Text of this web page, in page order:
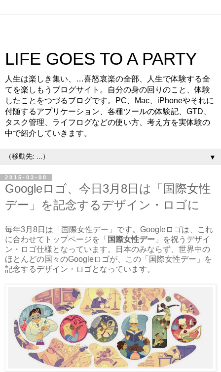
LIFE GOES TO A PARTY
人生は楽しき集い、…喜怒哀楽の全部、人生で体験する全
てを楽しもうブログサイト。自分の身の回りのこと、体験
したことをつづるブログです。PC、Mac、iPhoneやそれに
付随するアプリケーション、各種ツールの体験記、GTD、
タスク管理、ライフログなどの使い方、考え方を実体験の
中で紹介していきます。
▼
2015-03-08
Googleロゴ、今日3月8日は「国際女性
デー」を記念するデザイン・ロゴに
毎年3月8日は「国際女性デー」です。Googleロゴは、これ
に合わせてトップページを「 国際女性デー 」を祝うデザイ
ン・ロゴ仕様となっています。日本のみならず、世界中の
ほとんどの国々のGoogleロゴが、この「国際女性デー」を
記念するデザイン・ロゴとなっています。